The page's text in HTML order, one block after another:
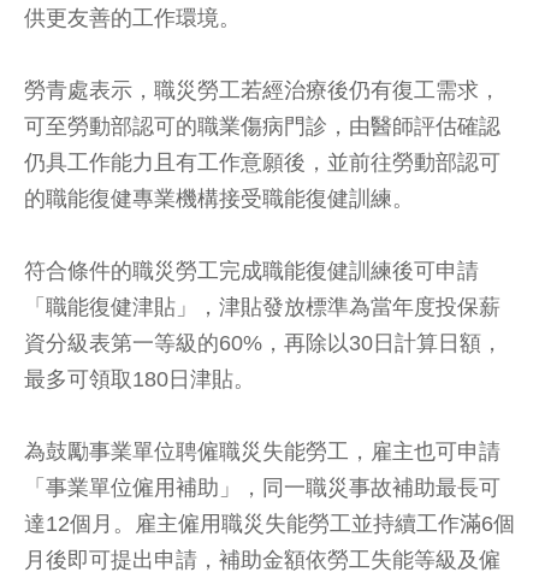
供更友善的工作環境。
勞青處表示，職災勞工若經治療後仍有復工需求，
可至勞動部認可的職業傷病門診，由醫師評估確認
仍具工作能力且有工作意願後，並前往勞動部認可
的職能復健專業機構接受職能復健訓練。
符合條件的職災勞工完成職能復健訓練後可申請
「職能復健津貼」，津貼發放標準為當年度投保薪
資分級表第一等級的60%，再除以30日計算日額，
最多可領取180日津貼。
為鼓勵事業單位聘僱職災失能勞工，雇主也可申請
「事業單位僱用補助」，同一職災事故補助最長可
達12個月。雇主僱用職災失能勞工並持續工作滿6個
月後即可提出申請，補助金額依勞工失能等級及僱